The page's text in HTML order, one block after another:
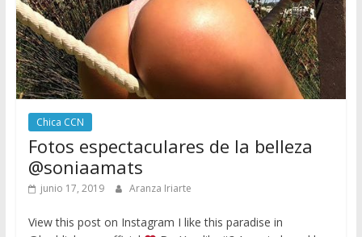
Chica CCN
Fotos espectaculares de la belleza
@soniaamats
junio 17, 2019 Aranza Iriarte
View this post on Instagram I like this paradise in